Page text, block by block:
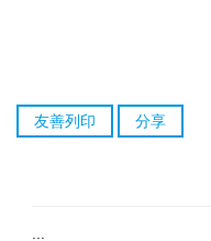
友善列印 分享